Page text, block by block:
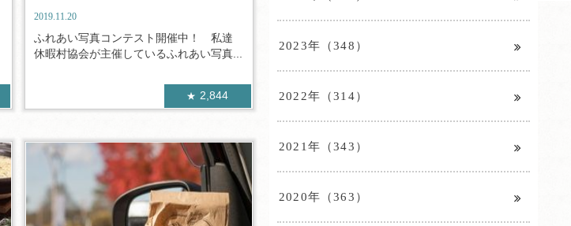
2019.11.20
ふれあい写真コンテスト開催中！ 私達
休暇村協会が主催しているふれあい写真...
2,844
2023年（348）
2022年（314）
2021年（343）
2020年（363）